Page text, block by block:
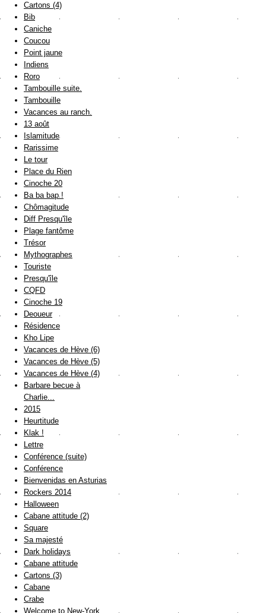
Cartons (4)
Bib
Caniche
Coucou
Point jaune
Indiens
Roro
Tambouille suite.
Tambouille
Vacances au ranch.
13 août
Islamitude
Rarissime
Le tour
Place du Rien
Cinoche 20
Ba ba bap !
Chômagitude
Diff Presqu'île
Plage fantôme
Trésor
Mythographes
Touriste
Presqu'île
CQFD
Cinoche 19
Deoueur
Résidence
Kho Lipe
Vacances de Hève (6)
Vacances de Hève (5)
Vacances de Hève (4)
Barbare becue à
Charlie...
2015
Heurtitude
Klak !
Lettre
Conférence (suite)
Conférence
Bienvenidas en Asturias
Rockers 2014
Halloween
Cabane attitude (2)
Square
Sa majesté
Dark holidays
Cabane attitude
Cartons (3)
Cabane
Crabe
Welcome to New-York